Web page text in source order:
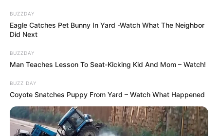
közokirat-hamisítás. Dobrev Klára szerint a
Tamás politikai jövője szempontjából, mert ha a
ügy többé nem maradhat következmények nélkül. A
kérdés most az, hogy a nyilvánosságra került
dokumentumok után lesz-e valódi vizsgálat, vagy
ismét megpróbálják elhallgattatni az egyik
BUZZDAY
Eagle Catches Pet Bunny In Yard -Watch What The Neighbor
Did Next
BUZZDAY
Man Teaches Lesson To Seat-Kicking Kid And Mom – Watch!
BUZZ DAY
Coyote Snatches Puppy From Yard – Watch What Happened